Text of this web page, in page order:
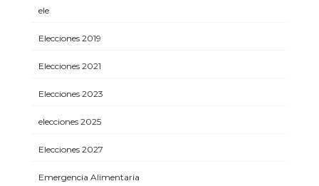
ele
Elecciones 2019
Elecciones 2021
Elecciones 2023
elecciones 2025
Elecciones 2027
Emergencia Alimentaria